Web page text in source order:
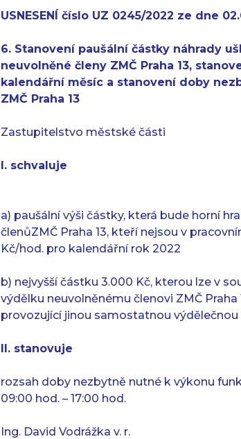
USNESENÍ číslo UZ 0245/2022 ze dne
6. Stanovení paušální částky náhrady
neuvolněné členy ZMČ Praha 13,
kalendářní měsíc a stanovení doby
ZMČ Praha 13
Zastupitelstvo městské části
I. schvaluje
a) paušální výši částky, která bude horní
členůZMČ Praha 13, kteří nejsou v
Kč/hod. pro kalendářní rok 2022
b) nejvyšší částku 3.000 Kč, kterou lze v
výdělku neuvolněnému členovi ZMČ
provozující jinou samostatnou
II. stanovuje
rozsah doby nezbytně nutné k výkonu
09:00 hod. – 17:00 hod.
Ing. David Vodrážka v. r.